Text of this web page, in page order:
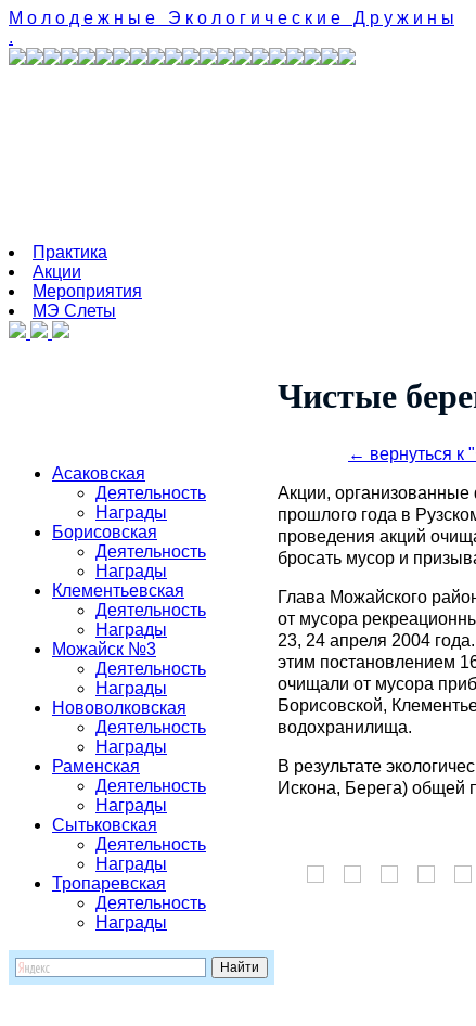
М о л о д е ж н ы е Э к о л о г и ч е с к и е Д р у ж и н ы
.
Практика
Акции
Мероприятия
МЭ Cлеты
Асаковская
Деятельность
Награды
Борисовская
Деятельность
Награды
Клементьевская
Деятельность
Награды
Можайск №3
Деятельность
Награды
Нововолковская
Деятельность
Награды
Раменская
Деятельность
Награды
Сытьковская
Деятельность
Награды
Тропаревская
Деятельность
Награды
Чистые
← вернуться к
Акции,
прошлого года в
проведения акций
бросать мусор и
Глава Можайского
от мусора
23, 24 апреля 2004
этим постановлением
очищали от мусора
Борисовской,
водохранилища.
В результате
Искона, Берега) общей